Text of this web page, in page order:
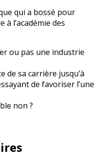
qui a bossé pour
à l’académie des
ou pas une industrie
de sa carrière jusqu’à
de favoriser l’une
non ?